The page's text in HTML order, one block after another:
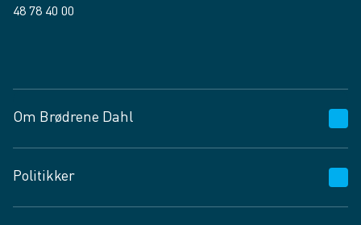
48 78 40 00
Om Brødrene Dahl
Vagttelefon 30 10 89 89
Spørgsmål og svar
Politikker